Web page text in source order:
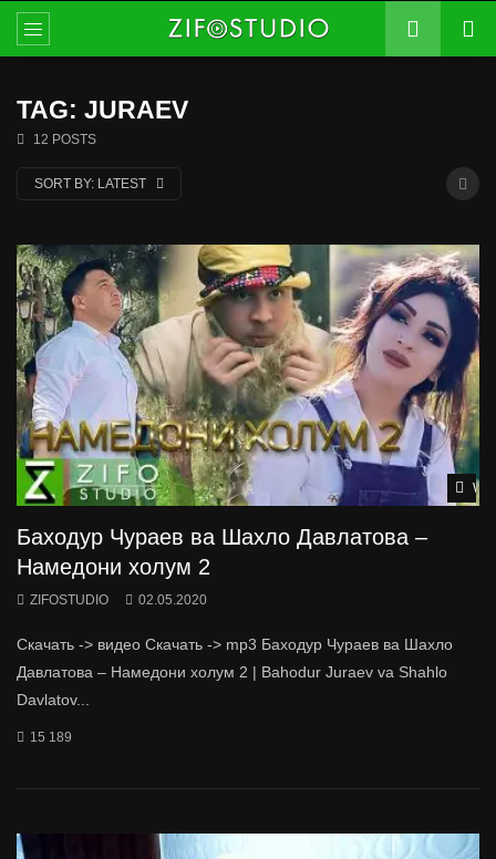
TAG: JURAEV
12 POSTS
SORT BY: LATEST
Баходур Чураев ва Шахло Давлатова –
Намедони холум 2
ZIFOSTUDIO 02.05.2020
Скачать -> видео Скачать -> mp3 Баходур Чураев ва Шахло
Давлатова – Намедони холум 2 | Bahodur Juraev va Shahlo
Davlatov...
15 189